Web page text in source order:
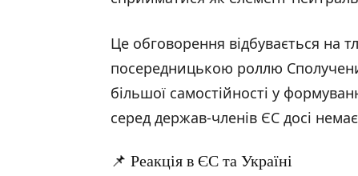
Це обговорення відбувається на
посередницькою роллю
більшої самостійності у
серед держав-членів ЄС досі немає
📌 Реакція в ЄС та Україні